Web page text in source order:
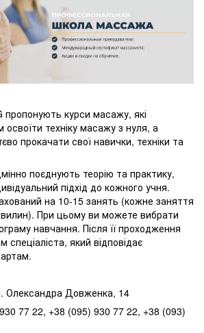
пропонують курси масажу, які
техніку масажу з нуля, а
прокачати свої навички, техніки та
поєднують теорію та практику,
підхід до кожного учня.
на 10-15 занять (кожне заняття
При цьому ви можете вибрати
навчання. Після її проходження
який відповідає
Олександра Довженка, 14
77 22, +38 (095) 930 77 22, +38 (093)